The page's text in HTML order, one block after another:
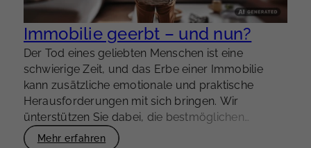
Immobilie geerbt – und nun?
Der Tod eines geliebten Menschen ist eine
schwierige Zeit, und das Erbe einer Immobilie
kann zusätzliche emotionale und praktische
Herausforderungen mit sich bringen. Wir
ünterstützen Sie dabei, die bestmöglichen
Entscheidungen zu treffen.
Mehr erfahren